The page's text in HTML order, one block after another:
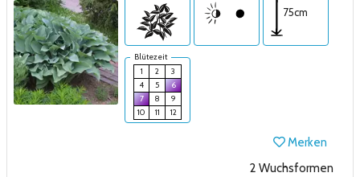
75cm
Blütezeit
1
2
3
4
5
6
7
8
9
10
11 12
Merken
2 Wuchsformen